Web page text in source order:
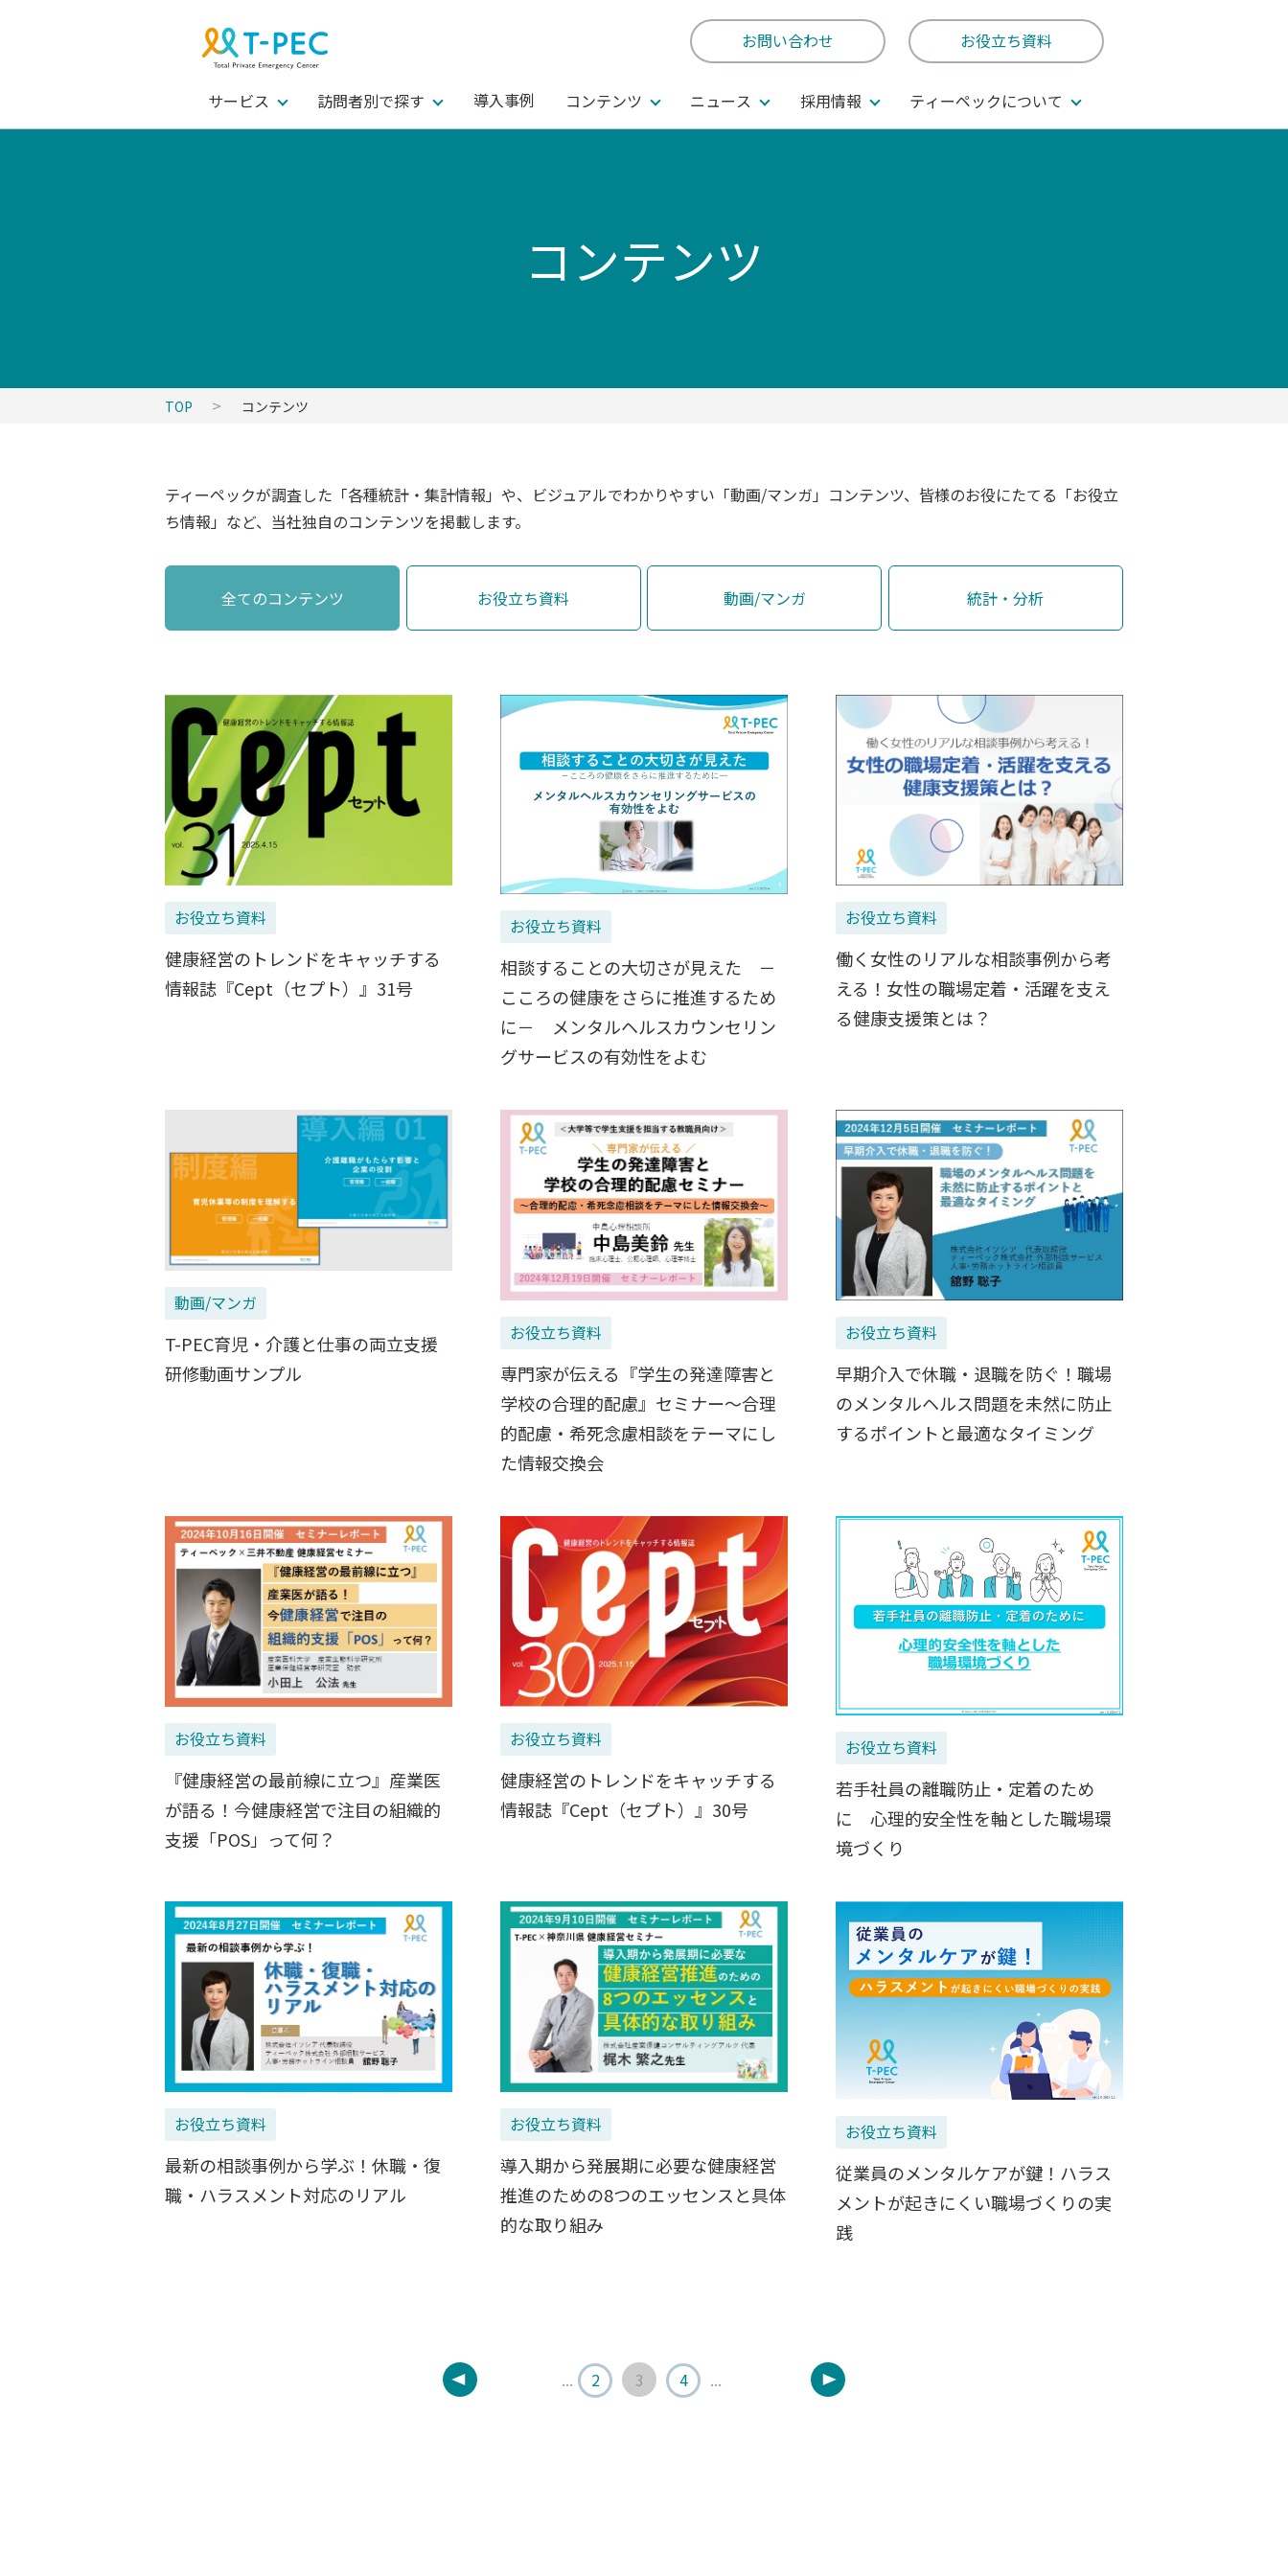
お問い合わせ お役立ち資料
サービス 訪問者別で探す 導入事例 コンテンツ ニュース 採用情報 ティーペックについて
コンテンツ
TOP コンテンツ
ティーペックが調査した「各種統計・集計情報」や、ビジュアルでわかりやすい「動画/マンガ」コンテンツ、皆様のお役にたてる「お役立
ち情報」など、当社独自のコンテンツを掲載します。
全てのコンテンツ お役立ち資料 動画/マンガ 統計・分析
お役立ち資料
健康経営のトレンドをキャッチする
情報誌『Cept（セプト）』31号
お役立ち資料
相談することの大切さが見えた －
こころの健康をさらに推進するため
に－ メンタルヘルスカウンセリン
グサービスの有効性をよむ
お役立ち資料
働く女性のリアルな相談事例から考
える！女性の職場定着・活躍を支え
る健康支援策とは？
動画/マンガ
T-PEC育児・介護と仕事の両立支援
研修動画サンプル
お役立ち資料
専門家が伝える『学生の発達障害と
学校の合理的配慮』セミナー〜合理
的配慮・希死念慮相談をテーマにし
た情報交換会
お役立ち資料
早期介入で休職・退職を防ぐ！職場
のメンタルヘルス問題を未然に防止
するポイントと最適なタイミング
お役立ち資料
『健康経営の最前線に立つ』産業医
が語る！今健康経営で注目の組織的
支援「POS」って何？
お役立ち資料
健康経営のトレンドをキャッチする
情報誌『Cept（セプト）』30号
お役立ち資料
若手社員の離職防止・定着のため
に 心理的安全性を軸とした職場環
境づくり
お役立ち資料
最新の相談事例から学ぶ！休職・復
職・ハラスメント対応のリアル
お役立ち資料
導入期から発展期に必要な健康経営
推進のための8つのエッセンスと具体
的な取り組み
お役立ち資料
従業員のメンタルケアが鍵！ハラス
メントが起きにくい職場づくりの実
践
... 2 3 4 ...